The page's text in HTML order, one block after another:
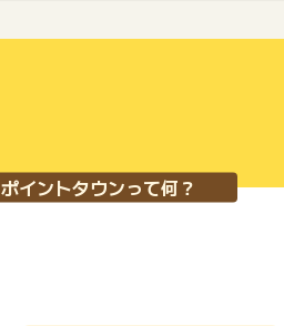
ポイントタウンって何？